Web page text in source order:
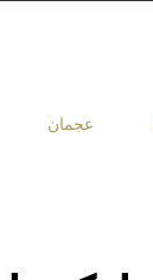
عجمان